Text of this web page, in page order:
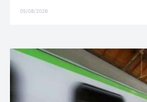
05/08/2026